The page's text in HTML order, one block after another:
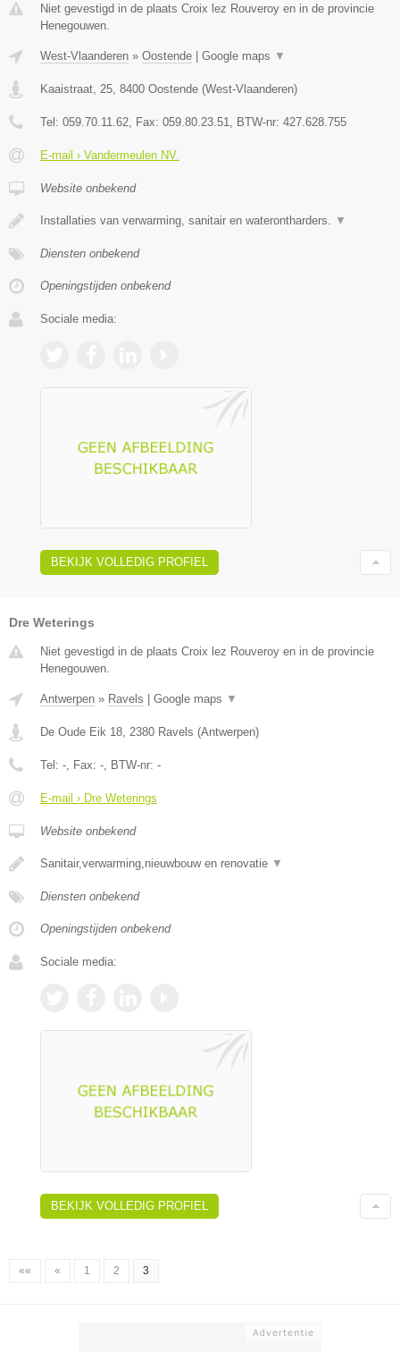
Niet gevestigd in de plaats Croix lez Rouveroy en in de provincie
Henegouwen.
West-Vlaanderen » Oostende | Google maps ▼
Kaaistraat, 25 8400 Oostende (West-Vlaanderen)
Tel: 059.70.11.62 , Fax: 059.80.23.51 , BTW-nr: 427.628.755
E-mail › Vandermeulen NV.
Website onbekend
Installaties van verwarming, sanitair en waterontharders. ▼
Diensten onbekend
Openingstijden onbekend
Sociale media:
BEKIJK VOLLEDIG PROFIEL
Dre Weterings
Niet gevestigd in de plaats Croix lez Rouveroy en in de provincie
Henegouwen.
Antwerpen » Ravels Google maps ▼
De Oude Eik 18, 2380 Ravels (Antwerpen)
Tel: -, Fax: -, BTW-nr: -
E-mail › Dre Weterings
Website onbekend
Sanitair,verwarming,nieuwbouw en renovatie ▼
Diensten onbekend
Openingstijden onbekend
Sociale media:
BEKIJK VOLLEDIG PROFIEL
«« « 1 2 3